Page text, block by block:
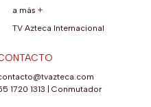
a más +
TV Azteca Internacional
1720 1313
Conmutador